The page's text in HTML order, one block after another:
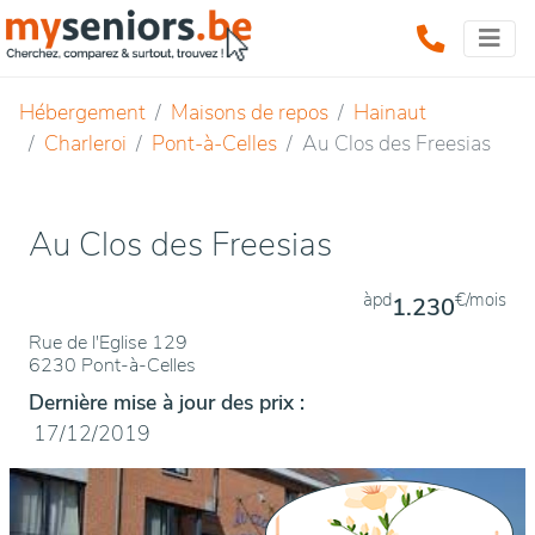
Hébergement Maisons de repos
Hainaut
Charleroi
Pont-à-Celles Au Clos des Freesias
Au Clos des Freesias
Rue de l'Eglise 129
6230 Pont-à-Celles
àpd1.230€/mois
Dernière mise à jour des prix :
17/12/2019